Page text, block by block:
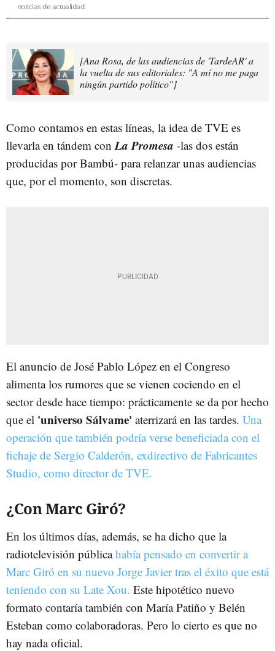
noticias de actualidad.
[Ana Rosa, de las audiencias de 'TardeAR' a
la vuelta de sus editoriales: "A mí no me paga
ningún partido político"]
Como contamos en estas líneas, la idea de TVE es
llevarla en tándem con La Promesa -las dos están
producidas por Bambú- para relanzar unas audiencias
que, por el momento, son discretas.
El anuncio de José Pablo López en el Congreso
alimenta los rumores que se vienen cociendo en el
sector desde hace tiempo: prácticamente se da por hecho
que el 'universo Sálvame' aterrizará en las tardes. Una
operación que también podría verse beneficiada con el
fichaje de Sergio Calderón, exdirectivo de Fabricantes
Studio, como director de TVE.
¿Con Marc Giró?
En los últimos días, además, se ha dicho que la
radiotelevisión públicahabía pensado en convertir a
Marc Giró en su nuevo Jorge Javier tras el éxito que está
teniendo con su Late Xou. Este hipotético nuevo
formato contaría también con María Patiño y Belén
Esteban como colaboradoras. Pero lo cierto es que no
hay nada oficial.